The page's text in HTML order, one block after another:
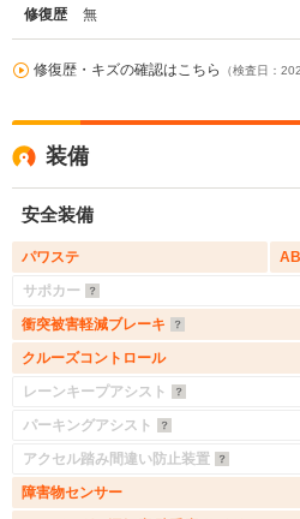
修復歴 無
修復歴・キズの確認はこちら （検査日：
装備
安全装備
パワステ
サポカー
衝突被害軽減ブレーキ
クルーズコントロール
レーンキープアシスト
パーキングアシスト
アクセル踏み間違い防止装置
障害物センサー